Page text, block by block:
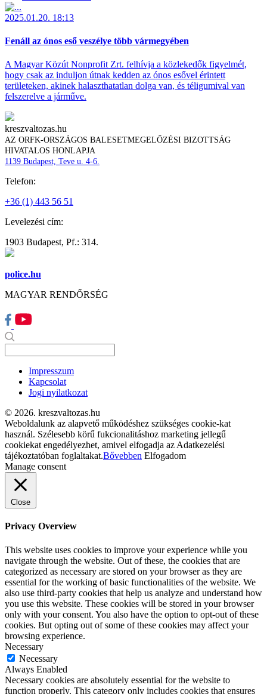
2025.01.20. 18:13
Fenáll az ónos eső veszélye több vármegyében
A Magyar Közút Nonprofit Zrt. felhívja a közlekedők figyelmét,
hogy csak az induljon útnak kedden az ónos esővel érintett
területeken, akinek halaszthatatlan dolga van, és téligumival van
felszerelve a járműve.
kreszvaltozas.hu
AZ ORFK-ORSZÁGOS BALESETMEGELŐZÉSI BIZOTTSÁG
HIVATALOS HONLAPJA
1139 Budapest, Teve u. 4-6.
Telefon:
+36 (1) 443 56 51
Levelezési cím:
1903 Budapest, Pf.: 314.
police.hu
MAGYAR RENDŐRSÉG
Impresszum
Kapcsolat
Jogi nyilatkozat
© 2026. kreszvaltozas.hu
Weboldalunk az alapvető működéshez szükséges cookie-kat
használ. Szélesebb körű fukcionalitáshoz marketing jellegű
cookiekat engedélyezhet, amivel elfogadja az Adatkezelési
tájékoztatóban foglaltakat.Bővebben Elfogadom
Manage consent
Close
Privacy Overview
This website uses cookies to improve your experience while you
navigate through the website. Out of these, the cookies that are
categorized as necessary are stored on your browser as they are
essential for the working of basic functionalities of the website. We
also use third-party cookies that help us analyze and understand how
you use this website. These cookies will be stored in your browser
only with your consent. You also have the option to opt-out of these
cookies. But opting out of some of these cookies may affect your
browsing experience.
Necessary
Necessary
Always Enabled
Necessary cookies are absolutely essential for the website to
function properly. This category only includes cookies that ensures